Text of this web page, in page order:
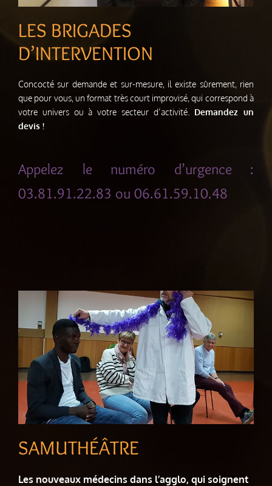
LES BRIGADES
D’INTERVENTION
Concocté sur demande et sur-mesure, il existe sûrement, rien
que pour vous, un format très court improvisé, qui correspond à
votre univers ou à votre secteur d’activité. Demandez un
devis !
Appelez le numéro d’urgence :
03.81.91.22.83 ou 06.61.59.10.48
SAMUTHÉÂTRE
Les nouveaux médecins dans l’agglo, qui soignent